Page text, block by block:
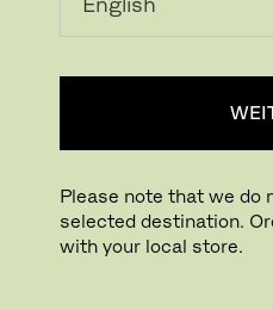
Please note that we do
selected destination.
with your local store.